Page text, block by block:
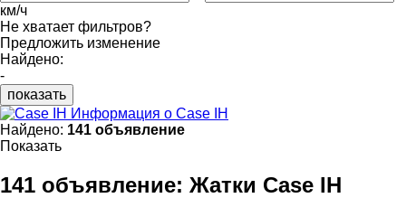
км/ч
Не хватает фильтров?
Предложить изменение
Найдено:
-
показать
Информация о Case IH
Найдено: 141 объявление
Показать
141 объявление: Жатки Case IH